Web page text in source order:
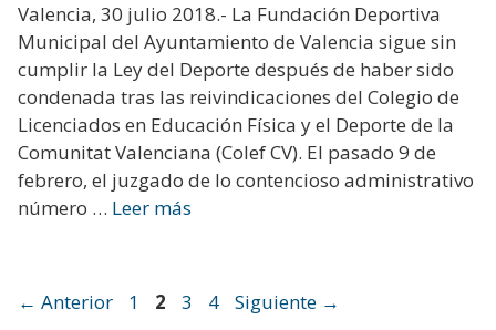
Valencia, 30 julio 2018.- La Fundación Deportiva
Municipal del Ayuntamiento de Valencia sigue sin
cumplir la Ley del Deporte después de haber sido
condenada tras las reivindicaciones del Colegio de
Licenciados en Educación Física y el Deporte de la
Comunitat Valenciana (Colef CV). El pasado 9 de
febrero, el juzgado de lo contencioso administrativo
número … Leer más
← Anterior Página
1 Página
2 Página
3 Página
4 Siguiente →